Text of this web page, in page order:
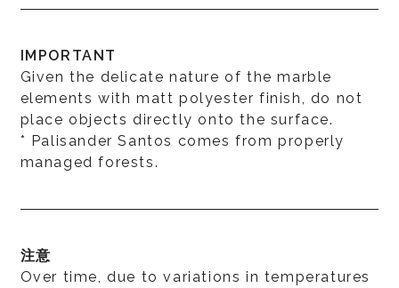
IMPORTANT
Given the delicate nature of the marble
elements with matt polyester finish, do not
place objects directly onto the surface.
* Palisander Santos comes from properly
managed forests.
注意
Over time, due to variations in temperatures